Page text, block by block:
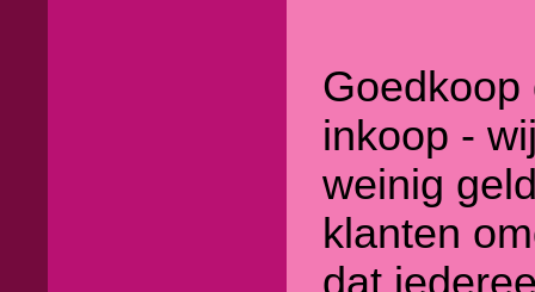
Goedkoop
inkoop -
weinig
klanten
dat